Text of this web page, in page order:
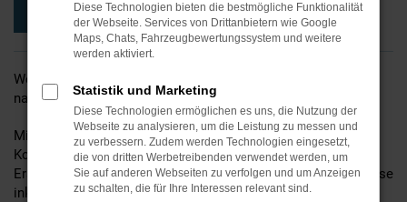
Jetzt Servicetermin vereinbaren
Wenn Ihr Auto Sie schon ein paar Jahre begleitet, achten Sie
natürlich ganz genau auf die Reparaturkosten.
Mit dem Fiat 5plus Servicebehalten Sie die volle
Kostenkontrolle. Für viele Fiat Modelle ab 5 Jahren nach
Erstzulassung bieten wir Ihnen damit attraktive Komplettpreise
inklusive Montage für wichtige Verschleißreparaturen. So
Diese Technologien bieten die bestmögliche Funktionalität
der Webseite. Services von Drittanbietern wie Google
Maps, Chats, Fahrzeugbewertungssystem und weitere
werden aktiviert.
Statistik und Marketing
Diese Technologien ermöglichen es uns, die Nutzung der
Webseite zu analysieren, um die Leistung zu messen und
zu verbessern. Zudem werden Technologien eingesetzt,
die von dritten Werbetreibenden verwendet werden, um
Sie auf anderen Webseiten zu verfolgen und um Anzeigen
zu schalten, die für Ihre Interessen relevant sind.